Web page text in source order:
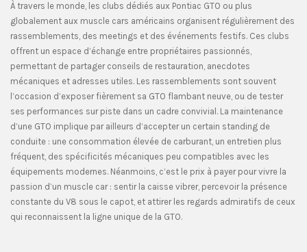
À travers le monde, les clubs dédiés aux Pontiac GTO ou plus
globalement aux muscle cars américains organisent régulièrement des
rassemblements, des meetings et des événements festifs. Ces clubs
offrent un espace d’échange entre propriétaires passionnés,
permettant de partager conseils de restauration, anecdotes
mécaniques et adresses utiles. Les rassemblements sont souvent
l’occasion d’exposer fièrement sa GTO flambant neuve, ou de tester
ses performances sur piste dans un cadre convivial. La maintenance
d’une GTO implique par ailleurs d’accepter un certain standing de
conduite : une consommation élevée de carburant, un entretien plus
fréquent, des spécificités mécaniques peu compatibles avec les
équipements modernes. Néanmoins, c’est le prix à payer pour vivre la
passion d’un muscle car : sentir la caisse vibrer, percevoir la présence
constante du V8 sous le capot, et attirer les regards admiratifs de ceux
qui reconnaissent la ligne unique de la GTO.